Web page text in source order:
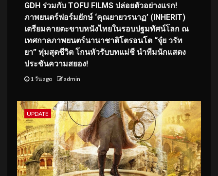
GDH ร่วมกับ TOFU FILMS ปล่อยตัวอย่างแรก!
ภาพยนตร์ฟอร์มยักษ์ ‘คุณยายวรนาฏ’ (INHERIT)
เตรียมคายตะขาบหนังไทยในรอบปฐมทัศน์โลก ณ
เทศกาลภาพยนตร์นานาชาติโตรอนโต “จุ๋ย วรัท
ยา” ทุ่มสุดชีวิต โกนหัวรับบทแม่ชี นำทีมนักแสดง
ประชันความสยอง!
1 วัน ago admin
UPDATE